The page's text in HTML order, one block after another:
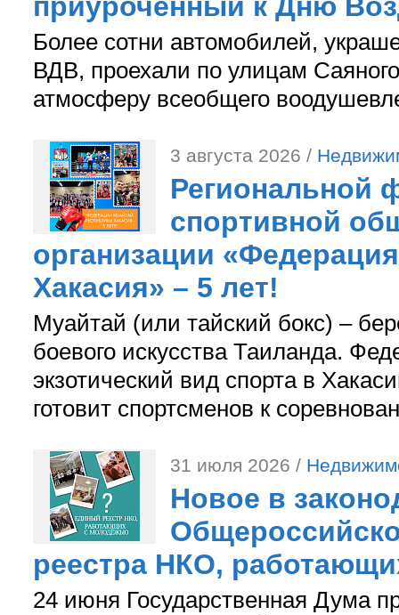
Более сотни автомобилей,
ВДВ, проехали по улицам
атмосферу всеобщего
3 августа 2026 /
Региональной
спортивной
организации
Хакасия» – 5 лет!
Муайтай (или тайский бокс) –
боевого искусства Таиланда.
экзотический вид спорта в
готовит спортсменов к
31 июля 2026 /
Новое в
реестра НКО,
24 июня Государственная Дума